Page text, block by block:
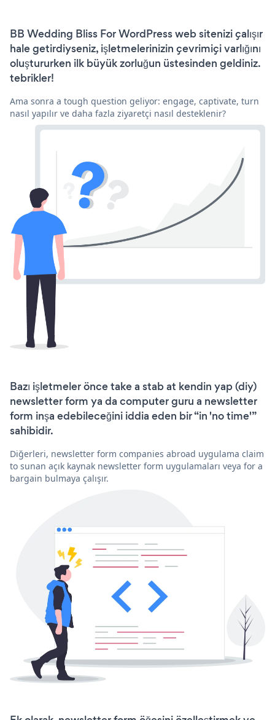
BB Wedding Bliss For WordPress web sitenizi çalışır
hale getirdiyseniz, işletmelerinizin çevrimiçi varlığını
oluştururken ilk büyük zorluğun üstesinden geldiniz.
tebrikler!
Ama sonra a tough question geliyor: engage, captivate, turn
nasıl yapılır ve daha fazla ziyaretçi nasıl desteklenir?
Bazı işletmeler önce take a stab at kendin yap (diy)
newsletter form ya da computer guru a newsletter
form inşa edebileceğini iddia eden bir “in 'no time'”
sahibidir.
Diğerleri, newsletter form companies abroad uygulama claim
to sunan açık kaynak newsletter form uygulamaları veya for a
bargain bulmaya çalışır.